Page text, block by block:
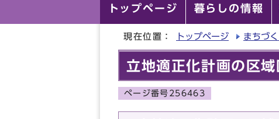
トップページ 暮らしの情報
現在位置： トップページ まちづく
立地適正化計画の区域
ページ番号256463